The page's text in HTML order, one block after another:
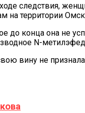
следствия,
на территории
до конца она не
N-
вину не